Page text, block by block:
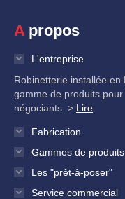
A propos
L'entreprise
Robinetterie installée
gamme de produits
négociants. > Lire
Fabrication
Gammes de produits
Les "prêt-à-poser"
Service commercial